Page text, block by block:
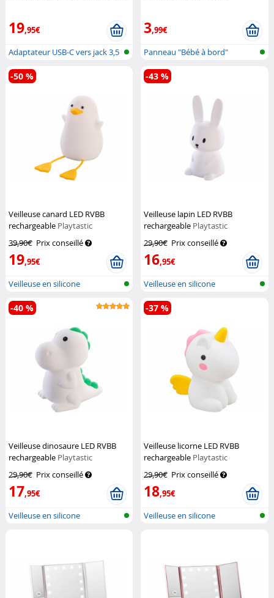
19,95€
Adaptateur USB-C vers jack 3,5
mm a...
3,99€
Panneau "Bébé à bord"
Veilleuse canard LED RVBB
rechargeable Playtastic
39,90€ Prix conseillé
19,95€
-50 %
Veilleuse en silicone
rechargeable...
Veilleuse lapin LED RVBB
rechargeable Playtastic
29,90€ Prix conseillé
16,95€
-43 %
Veilleuse en silicone
rechargeable...
Veilleuse dinosaure LED RVBB
rechargeable Playtastic
29,90€ Prix conseillé
17,95€
-40 %
Veilleuse en silicone
Veilleuse licorne LED RVBB
rechargeable Playtastic
29,90€ Prix conseillé
18,95€
-37 %
Veilleuse en silicone